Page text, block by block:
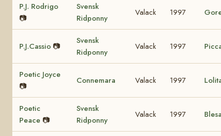
P.J. Rodrigo
📷
Svensk
Ridponny
Valack 1997
P.J.Cassio 📷
Svensk
Ridponny
Valack 1997
Poetic Joyce
📷
Connemara Valack 1997
Poetic
Peace 📷
Svensk
Ridponny
Valack 1997